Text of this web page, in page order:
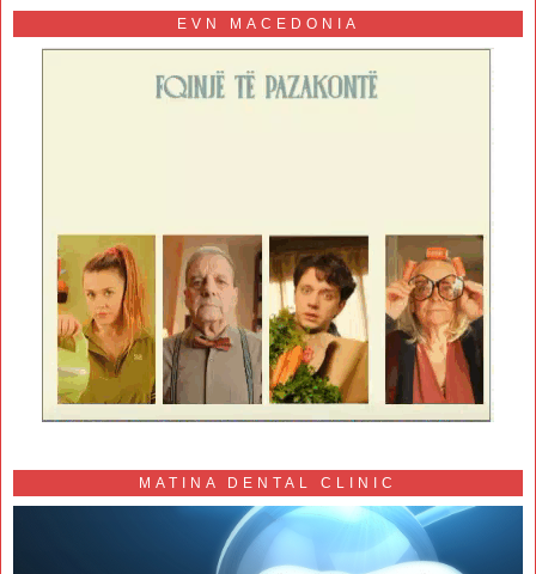
EVN MACEDONIA
MATINA DENTAL CLINIC